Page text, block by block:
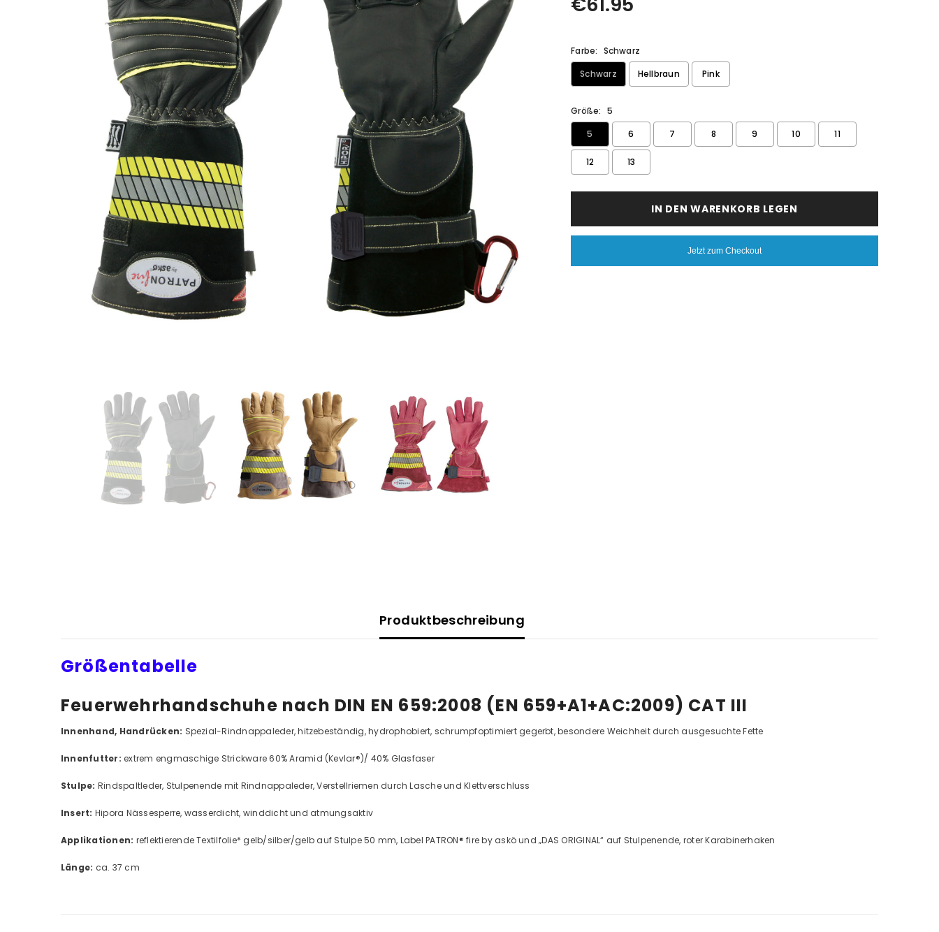
Farbe: Schwarz
Schwarz
Hellbraun Pink
Größe: 5
5
6 7 8 9 10 11
12 13
IN DEN WARENKORB LEGEN
Jetzt zum Checkout
Produktbeschreibung
Größentabelle
Feuerwehrhandschuhe nach DIN EN 659:2008 (EN 659+A1+AC:2009) CAT III
Innenhand, Handrücken: Spezial-Rindnappaleder, hitzebeständig, hydrophobiert, schrumpfoptimiert gegerbt, besondere Weichheit durch ausgesuchte Fette
Innenfutter: extrem engmaschige Strickware 60% Aramid (Kevlar®)/ 40% Glasfaser
Stulpe: Rindspaltleder, Stulpenende mit Rindnappaleder, Verstellriemen durch Lasche und Klettverschluss
Insert: Hipora Nässesperre, wasserdicht, winddicht und atmungsaktiv
Applikationen: reflektierende Textilfolie* gelb/silber/gelb auf Stulpe 50 mm, Label PATRON® fire by askö und „DAS ORIGINAL“ auf Stulpenende, roter Karabinerhaken
Länge: ca. 37 cm